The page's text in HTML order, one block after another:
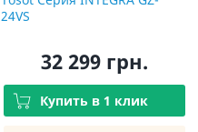
24VS
32 299 грн.
Купить в 1 клик